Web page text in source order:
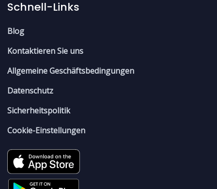
Schnell-Links
Blog
Kontaktieren Sie uns
Allgemeine Geschäftsbedingungen
Datenschutz
Sicherheitspolitik
Cookie-Einstellungen